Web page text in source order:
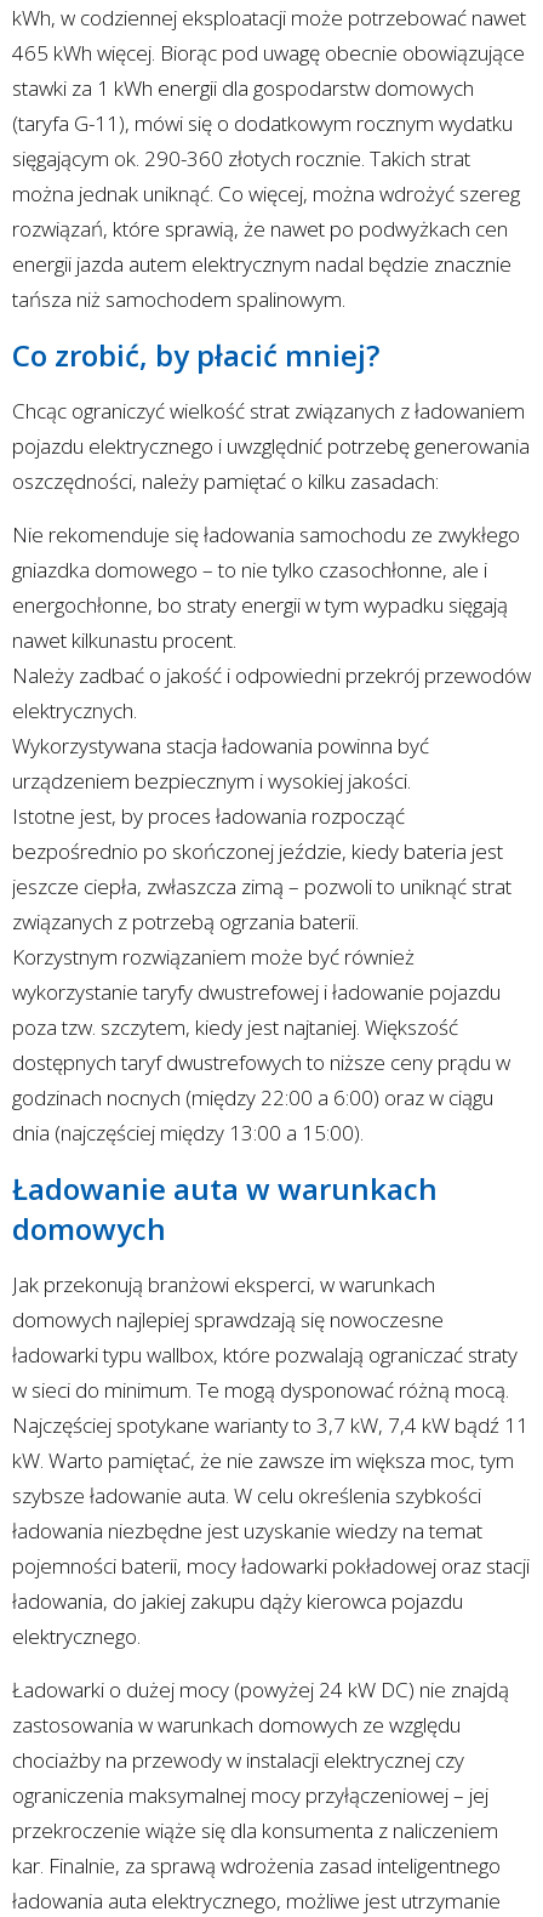
kWh, w codziennej eksploatacji może potrzebować nawet
465 kWh więcej. Biorąc pod uwagę obecnie obowiązujące
stawki za 1 kWh energii dla gospodarstw domowych
(taryfa G-11), mówi się o dodatkowym rocznym wydatku
sięgającym ok. 290-360 złotych rocznie. Takich strat
można jednak uniknąć. Co więcej, można wdrożyć szereg
rozwiązań, które sprawią, że nawet po podwyżkach cen
energii jazda autem elektrycznym nadal będzie znacznie
tańsza niż samochodem spalinowym.
Co zrobić, by płacić mniej?
Chcąc ograniczyć wielkość strat związanych z ładowaniem
pojazdu elektrycznego i uwzględnić potrzebę generowania
oszczędności, należy pamiętać o kilku zasadach:
Nie rekomenduje się ładowania samochodu ze zwykłego
gniazdka domowego – to nie tylko czasochłonne, ale i
energochłonne, bo straty energii w tym wypadku sięgają
nawet kilkunastu procent.
Należy zadbać o jakość i odpowiedni przekrój przewodów
elektrycznych.
Wykorzystywana stacja ładowania powinna być
urządzeniem bezpiecznym i wysokiej jakości.
Istotne jest, by proces ładowania rozpocząć
bezpośrednio po skończonej jeździe, kiedy bateria jest
jeszcze ciepła, zwłaszcza zimą – pozwoli to uniknąć strat
związanych z potrzebą ogrzania baterii.
Korzystnym rozwiązaniem może być również
wykorzystanie taryfy dwustrefowej i ładowanie pojazdu
poza tzw. szczytem, kiedy jest najtaniej. Większość
dostępnych taryf dwustrefowych to niższe ceny prądu w
godzinach nocnych (między 22:00 a 6:00) oraz w ciągu
dnia (najczęściej między 13:00 a 15:00).
Ładowanie auta w warunkach
domowych
Jak przekonują branżowi eksperci, w warunkach
domowych najlepiej sprawdzają się nowoczesne
ładowarki typu wallbox, które pozwalają ograniczać straty
w sieci do minimum. Te mogą dysponować różną mocą.
Najczęściej spotykane warianty to 3,7 kW, 7,4 kW bądź 11
kW. Warto pamiętać, że nie zawsze im większa moc, tym
szybsze ładowanie auta. W celu określenia szybkości
ładowania niezbędne jest uzyskanie wiedzy na temat
pojemności baterii, mocy ładowarki pokładowej oraz stacji
ładowania, do jakiej zakupu dąży kierowca pojazdu
elektrycznego.
Ładowarki o dużej mocy (powyżej 24 kW DC) nie znajdą
zastosowania w warunkach domowych ze względu
chociażby na przewody w instalacji elektrycznej czy
ograniczenia maksymalnej mocy przyłączeniowej – jej
przekroczenie wiąże się dla konsumenta z naliczeniem
kar. Finalnie, za sprawą wdrożenia zasad inteligentnego
ładowania auta elektrycznego, możliwe jest utrzymanie